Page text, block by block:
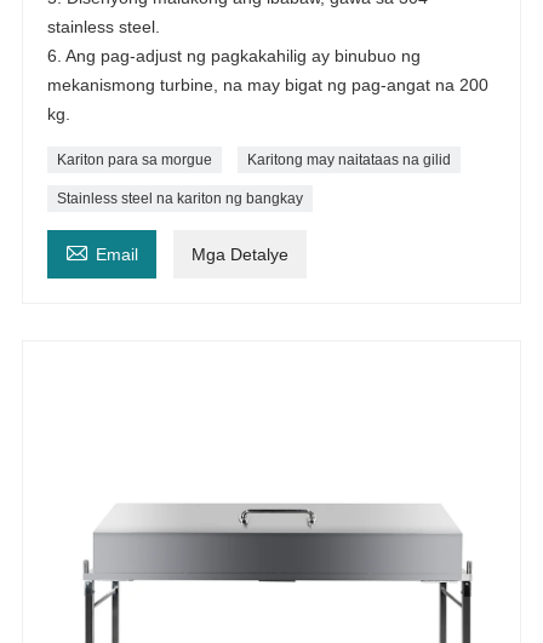
stainless steel.
6. Ang pag-adjust ng pagkakahilig ay binubuo ng
mekanismong turbine, na may bigat ng pag-angat na 200
kg.
Kariton para sa morgue Karitong may naitataas na gilid
Stainless steel na kariton ng bangkay
 Email Mga Detalye